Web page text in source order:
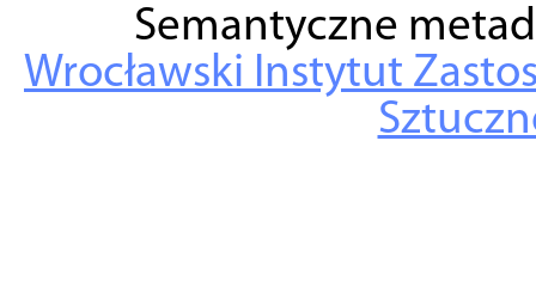
Semantyczne
Wrocławski Instytut